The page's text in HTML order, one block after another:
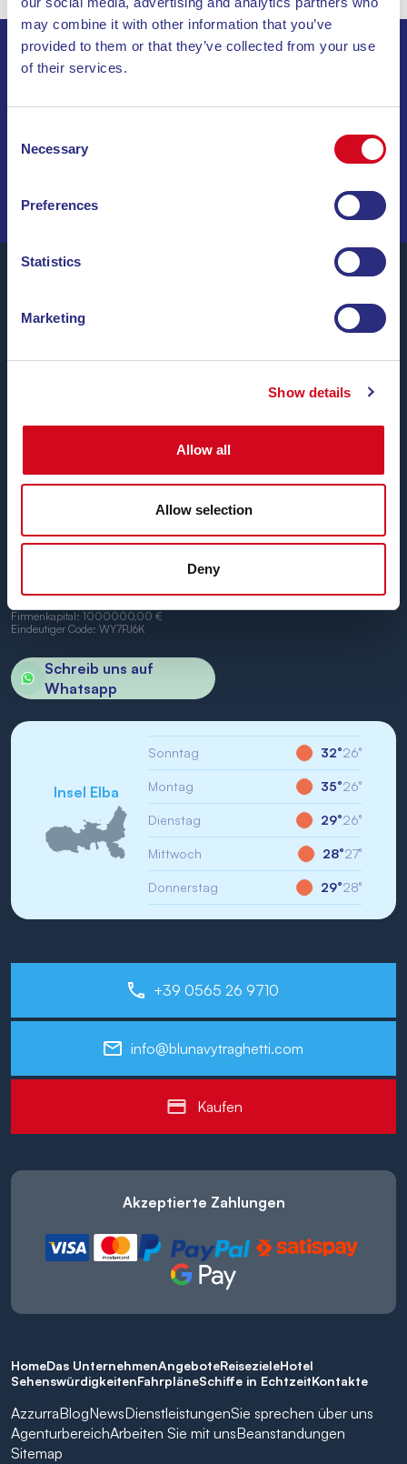
may combine it with other information that you’ve
provided to them or that they’ve collected from your use
of their services.
Selection
Necessary
Preferences
Statistics
Marketing
Show details
Allow all
Allow selection
Deny
ABONNIEREN SIE UNSEREN NEWSLETTER
Bis zu24 Überfahrten täglichdas ganze Jahr über zu
zwischen den Häfen von Piombino
Wir freuen uns, Sie an Bord begrüßen zu dürfen.
Firmensitz: Portoferraio (LI) Calata Italia 22
USt.-IdNr./St-IdNr.: IT01968710994
Firmenkapital: 1000000,00 €
Eindeutiger Code: WY7PJ6K
Schreib uns auf
Whatsapp
Insel Elba
Sonntag 32°26°
Montag 35°26°
Dienstag 29°26°
Mittwoch 28°27°
Donnerstag 29°28°
+39 0565 26 9710
info@blunavytraghetti.com
Kaufen
Akzeptierte Zahlungen
HomeDas UnternehmenAngeboteReisezieleHotel
SehenswürdigkeitenFahrpläneSchiffe in EchtzeitKontakte
AzzurraBlogNewsDienstleistungenSie sprechen über uns
AgenturbereichArbeiten Sie mit unsBeanstandungen
Sitemap